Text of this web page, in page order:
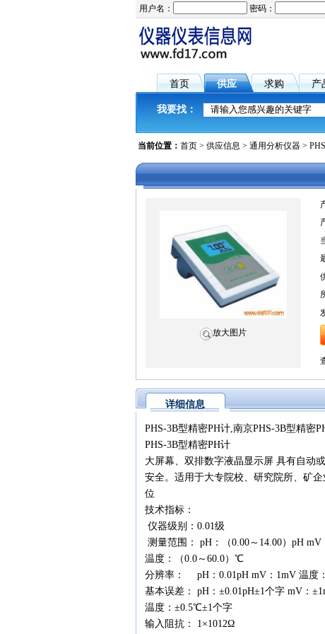
用户名： 密码：
首页 供应 求购 产
我要找：
当前位置： 首页 > 供应信息 > 通用分析仪器 >
放大图片
详细信息
PHS-3B型精密PH计,南京PHS-3B型精密
PHS-3B型精密PH计
大屏幕、双排数字液晶显示屏 具有自动
安全。适用于大专院校、研究院所、矿
位
技术指标：
仪器级别：0.01级
测量范围： pH：（0.00～14.00）pH mV
温度：（0.0～60.0）℃
分辨率： pH：0.01pH mV：1mV 温度
基本误差： pH：±0.01pH±1个字 mV：
温度：±0.5℃±1个字
输入阻抗： 1×1012Ω